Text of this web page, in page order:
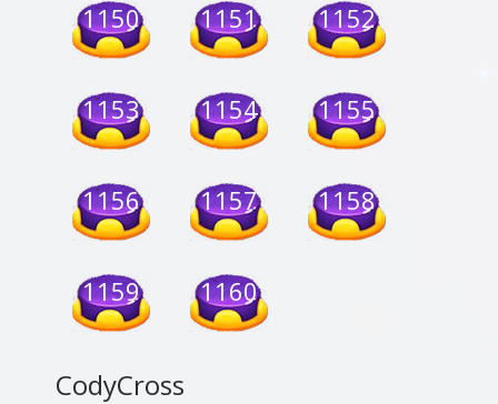
1150 1151 1152
1153 1154 1155
1156 1157 1158
1159 1160
CodyCross